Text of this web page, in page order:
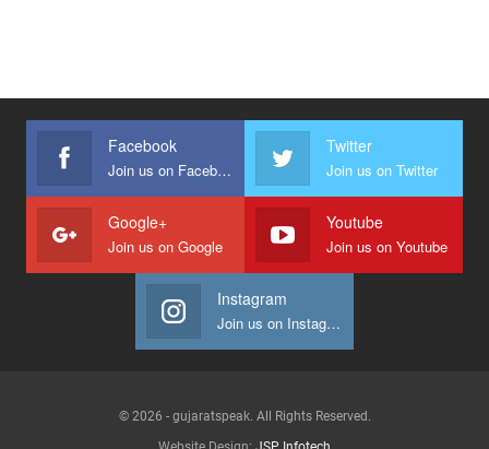
Facebook
Join us on Facebook
Twitter
Join us on Twitter
Google+
Join us on Google
Youtube
Join us on Youtube
Instagram
Join us on Instagram
© 2026 - gujaratspeak. All Rights Reserved.